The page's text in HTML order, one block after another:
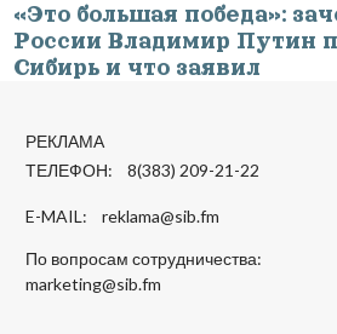
«Это большая победа»:
России Владимир Путин
Сибирь и что заявил
РЕКЛАМА
ТЕЛЕФОН: 8(383) 209-21-22
E-MAIL: reklama@sib.fm
По вопросам сотрудничества:
marketing@sib.fm